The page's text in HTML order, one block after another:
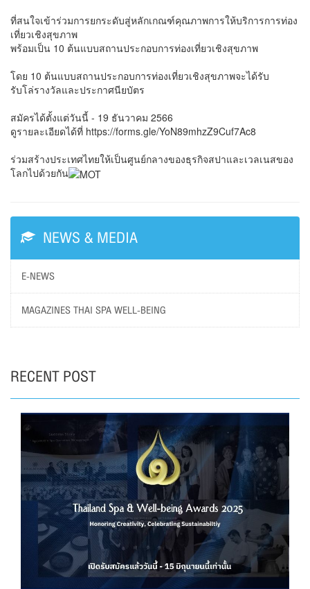
ที่สนใจเข้าร่วมการยกระดับสู่หลักเกณฑ์คุณภาพการให้บริการการท่อง
เที่ยวเชิงสุขภาพ
พร้อมเป็น 10 ต้นแบบสถานประกอบการท่องเที่ยวเชิงสุขภาพ
โดย 10 ต้นแบบสถานประกอบการท่องเที่ยวเชิงสุขภาพจะได้รับ
รับโล่รางวัลและประกาศนียบัตร
สมัครได้ตั้งแต่วันนี้ - 19 ธันวาคม 2566
ดูรายละเอียดได้ที่ https://forms.gle/YoN89mhzZ9Cuf7Ac8
ร่วมสร้างประเทศไทยให้เป็นศูนย์กลางของธุรกิจสปาและเวลเนสของ
โลกไปด้วยกัน
NEWS & MEDIA
E-NEWS
MAGAZINES THAI SPA WELL-BEING
RECENT POST